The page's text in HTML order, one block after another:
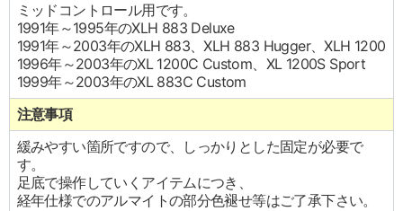
ミッドコントロール用です。
1991年～1995年のXLH 883 Deluxe
1991年～2003年のXLH 883、XLH 883 Hugger、XLH 1200
1996年～2003年のXL 1200C Custom、XL 1200S Sport
1999年～2003年のXL 883C Custom
注意事項
緩みやすい箇所ですので、しっかりとした固定が必要で
す。
足底で操作していくアイテムにつき、
経年仕様でのアルマイトの部分色褪せ等はご了承下さい。